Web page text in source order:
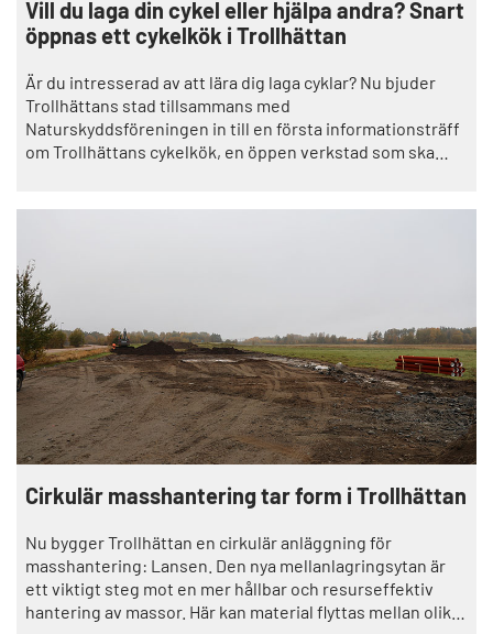
Vill du laga din cykel eller hjälpa andra? Snart
öppnas ett cykelkök i Trollhättan
Är du intresserad av att lära dig laga cyklar? Nu bjuder
Trollhättans stad tillsammans med
Naturskyddsföreningen in till en första informationsträff
om Trollhättans cykelkök, en öppen verkstad som ska
Cirkulär masshantering tar form i Trollhättan
Nu bygger Trollhättan en cirkulär anläggning för
masshantering: Lansen. Den nya mellanlagringsytan är
ett viktigt steg mot en mer hållbar och resurseffektiv
hantering av massor. Här kan material flyttas mellan olika